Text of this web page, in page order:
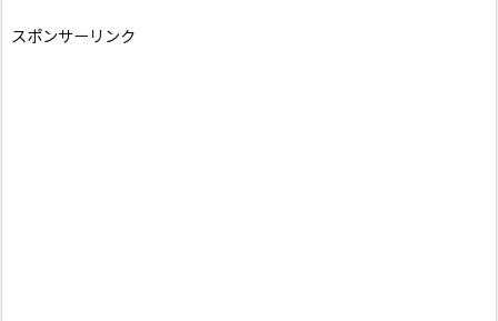
スポンサーリンク